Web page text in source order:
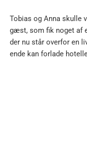
Tobias og Anna skulle
gæst, som fik noget af
der nu står overfor en
ende kan forlade